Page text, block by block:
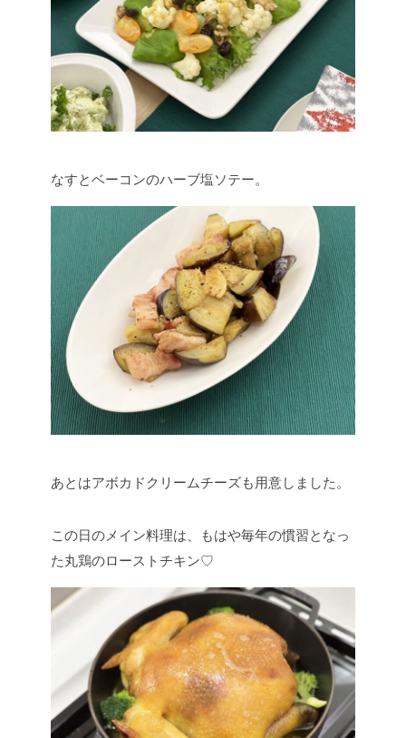
なすとベーコンのハーブ塩ソテー。
あとはアボカドクリームチーズも用意しました。
この日のメイン料理は、もはや毎年の慣習となっ
た丸鶏のローストチキン♡